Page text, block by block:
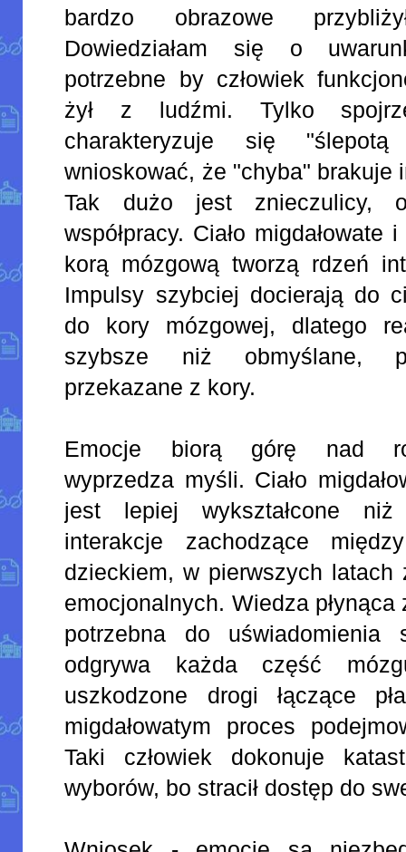
bardzo obrazowe
Dowiedziałam się o
potrzebne by człowiek
żył z ludźmi. Tylko
charakteryzuje się
wnioskować, że "chyba" brakuje
Tak dużo jest znieczulicy,
współpracy. Ciało migdałowate
korą mózgową tworzą rdzeń
Impulsy szybciej docierają do
do kory mózgowej, dlatego
szybsze niż obmyślane,
przekazane z kory.
Emocje biorą górę nad
wyprzedza myśli. Ciało
jest lepiej wykształcone
interakcje zachodzące
dzieckiem, w pierwszych
emocjonalnych. Wiedza
potrzebna do
odgrywa każda część
uszkodzone drogi łączące
migdałowatym proces
Taki człowiek dokonuje
wyborów, bo stracił dostęp do